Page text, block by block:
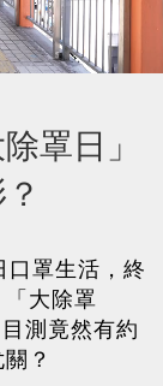
罩日」
罩生活，終
大除罩
測竟然有約
？